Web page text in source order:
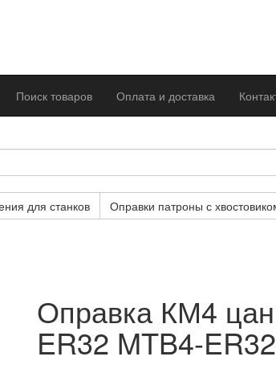
Поиск товаров Оплата и доставка
для станков
Оправки патроны с
Оправка КМ4
ER32 MTB4-